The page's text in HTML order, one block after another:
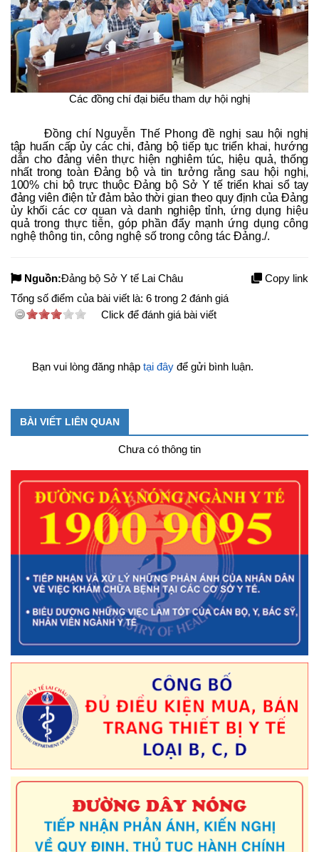
Các đồng chí đại biểu tham dự hội nghị
Đồng chí Nguyễn Thế Phong đề nghị sau hội nghị
tập huấn cấp ủy các chi, đảng bộ tiếp tục triển khai, hướng
dẫn cho đảng viên thực hiện nghiêm túc, hiệu quả, thống
nhất trong toàn Đảng bộ và tin tưởng rằng sau hội nghị,
100% chi bộ trực thuộc Đảng bộ Sở Y tế triển khai sổ tay
đảng viên điện tử đảm bảo thời gian theo quy định của Đảng
ủy khối các cơ quan và danh nghiệp tỉnh, ứng dụng hiệu
quả trong thực tiễn, góp phầnđẩy mạnh ứng dụng công
nghệ thông tin, công nghệ số trong công tác Đảng./.
Nguồn:Đảng bộ Sở Y tế Lai Châu
Copy link
Tổng số điểm của bài viết là: 6 trong 2 đánh giá
Click để đánh giá bài viết
Bạn vui lòng đăng nhập tại đây để gửi bình luận.
BÀI VIẾT LIÊN QUAN
Chưa có thông tin